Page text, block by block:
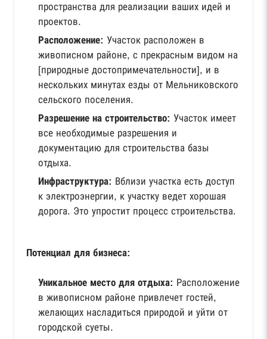
пространства для реализации ваших идей и
проектов.
Расположение: Участок расположен в
живописном районе, с прекрасным видом на
[природные достопримечательности], и в
нескольких минутах езды от Мельниковского
сельского поселения.
Разрешение на строительство: Участок имеет
все необходимые разрешения и
документацию для строительства базы
отдыха.
Инфраструктура: Вблизи участка есть доступ
к электроэнергии, к участку ведет хорошая
дорога. Это упростит процесс строительства.
Потенциал для бизнеса:
Уникальное место для отдыха: Расположение
в живописном районе привлечет гостей,
желающих насладиться природой и уйти от
городской суеты.